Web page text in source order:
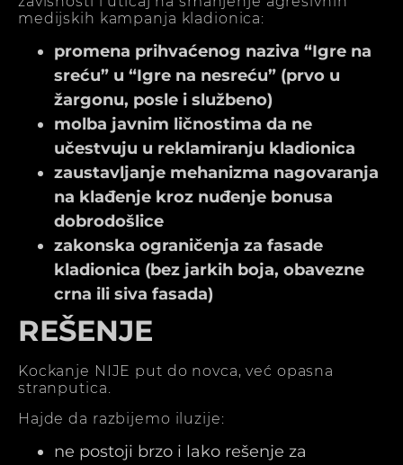
medijskih kampanja kladionica:
promena prihvaćenog naziva “Igre na
sreću” u “Igre na nesreću” (prvo u
žargonu, posle i službeno)
molba javnim ličnostima da ne
učestvuju u reklamiranju kladionica
zaustavljanje mehanizma nagovaranja
na klađenje kroz nuđenje bonusa
dobrodošlice
zakonska ograničenja za fasade
kladionica (bez jarkih boja, obavezne
crna ili siva fasada)
REŠENJE
Kockanje NIJE put do novca, već opasna
stranputica.
Hajde da razbijemo iluzije:
ne postoji brzo i lako rešenje za